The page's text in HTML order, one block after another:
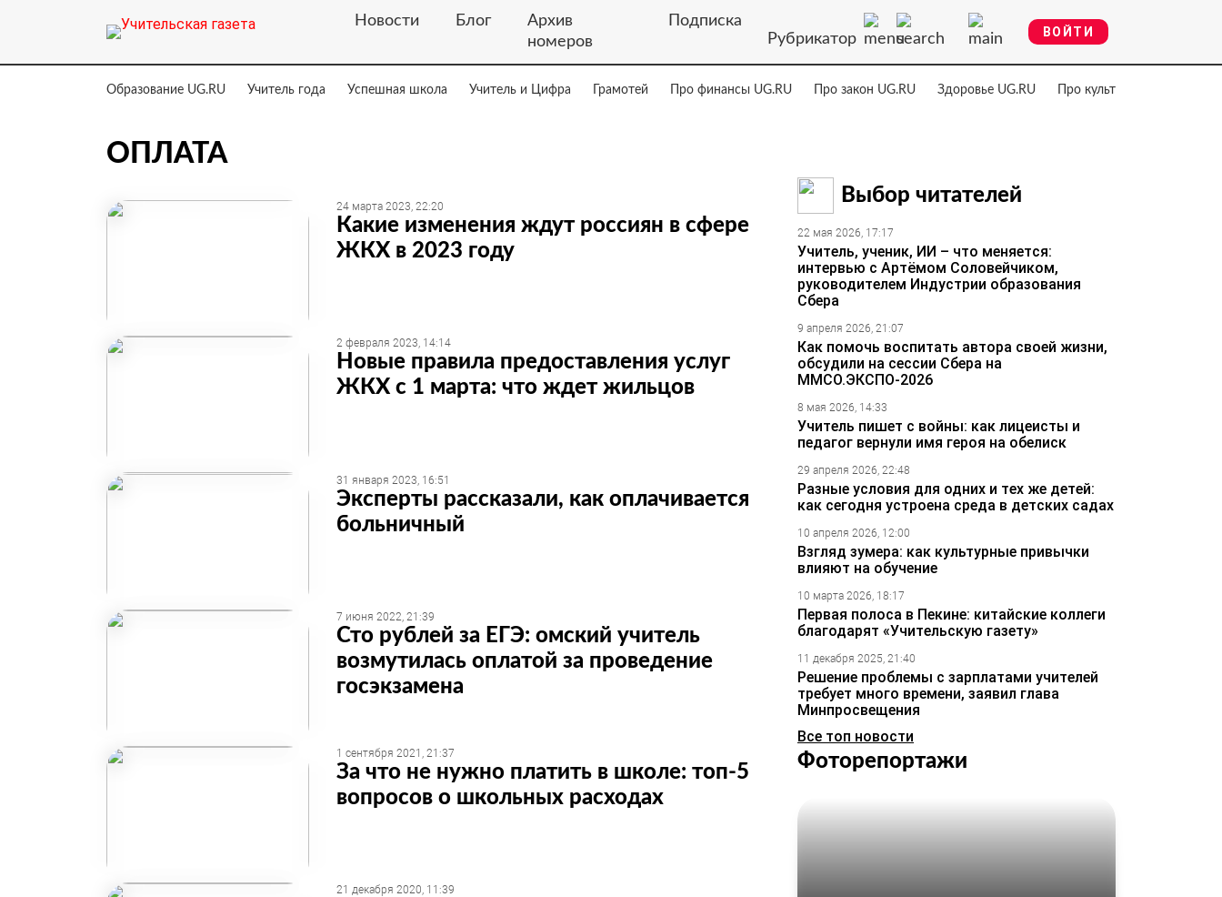
Новости Блог
Архив
номеров
Подписка
Рубрикатор
ВОЙТИ
Образование UG.RU Учитель года Успешная школа Учитель и Цифра Грамотей Про финансы UG.RU Про закон UG.RU Здоровье UG.RU Про культуру UG.RU
ОПЛАТА
24 марта 2023, 22:20
Какие изменения ждут россиян в сфере
ЖКХ в 2023 году
2 февраля 2023, 14:14
Новые правила предоставления услуг
ЖКХ с 1 марта: что ждет жильцов
31 января 2023, 16:51
Эксперты рассказали, как оплачивается
больничный
7 июня 2022, 21:39
Сто рублей за ЕГЭ: омский учитель
возмутилась оплатой за проведение
госэкзамена
1 сентября 2021, 21:37
За что не нужно платить в школе: топ-5
вопросов о школьных расходах
21 декабря 2020, 11:39
Выбор читателей
22 мая 2026, 17:17
Учитель, ученик, ИИ – что меняется:
интервью с Артёмом Соловейчиком,
руководителем Индустрии образования
Сбера
9 апреля 2026, 21:07
Как помочь воспитать автора своей жизни,
обсудили на сессии Сбера на
ММСО.ЭКСПО-2026
8 мая 2026, 14:33
Учитель пишет с войны: как лицеисты и
педагог вернули имя героя на обелиск
29 апреля 2026, 22:48
Разные условия для одних и тех же детей:
как сегодня устроена среда в детских садах
10 апреля 2026, 12:00
Взгляд зумера: как культурные привычки
влияют на обучение
10 марта 2026, 18:17
Первая полоса в Пекине: китайские коллеги
благодарят «Учительскую газету»
11 декабря 2025, 21:40
Решение проблемы с зарплатами учителей
требует много времени, заявил глава
Минпросвещения
Все топ новости
Фоторепортажи